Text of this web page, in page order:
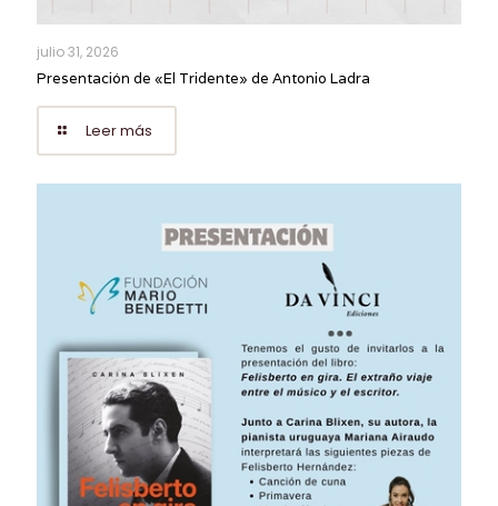
julio 31, 2026
Presentación de «El Tridente» de Antonio Ladra
Leer más